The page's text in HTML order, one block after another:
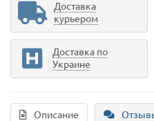
Доставка
курьером
Доставка по
Украине
Описание